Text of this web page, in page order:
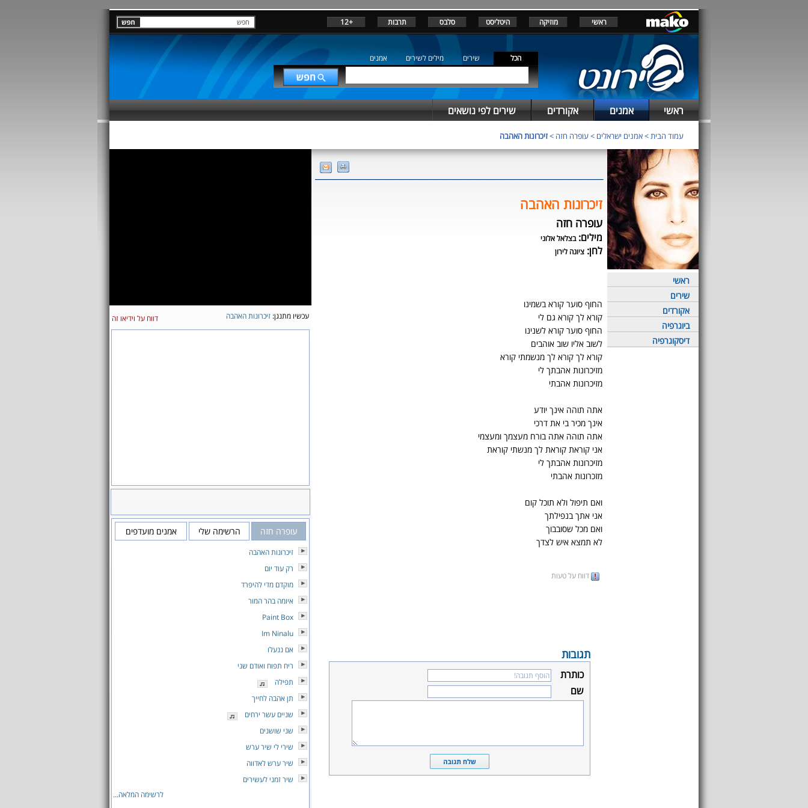
ראשי מוזיקה היטליסט סלבס תרבות +12
הכל שירים מילים לשירים אמנים
ראשי אמנים אקורדים שירים לפי נושאים
עמוד הבית>אמנים ישראלים >עופרה חזה >זיכרונות האהבה
ראשי
שירים
אקורדים
ביוגרפיה
דיסקוגרפיה
זיכרונות האהבה
עופרה חזה
מילים:בצלאל אלוני
לחן: ציונה לירון
החוף סוער קורא בשמינו
קורא לך קורא גם לי
החוף סוער קורא לשנינו
לשוב אליו שוב אוהבים
קורא לך קורא לך מנשמתי קורא
מזיכרונות אהבתך לי
מזיכרונות אהבתי
אתה תוהה אינך יודע
אינך מכיר בי את דרכי
אתה תוהה אתה בורח מעצמך ומעצמי
אני קוראת קוראת לך מנשתי קוראת
מזיכרונות אהבתך לי
מזכרונות אהבתי
ואם תיפול ולא תוכל קום
אני אתך בנפילתך
ואם מכל שסובבוך
לא תמצא איש לצדך
דווח על טעות
תגובות
כותרת
שם
עכשיו מתנגן: זיכרונות האהבה דווח על וידיאו זה
עופרה חזה הרשימה שלי אמנים מועדפים
זיכרונות האהבה
רק עוד יום
מוקדם מדי להיפרד
איומה בהר המור
Paint Box
Im Ninalu
אם ננעלו
ריח תפוח ואודם שני
תפילה
תן אהבה לחייך
שניים עשר ירחים
שני שושנים
שירי לי שיר ערש
שיר ערש לאדווה
שיר זמני לעשירים
לרשימה המלאה...